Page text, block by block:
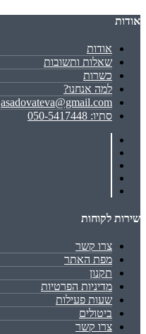
אודות
אודות
שאלות ותשובות
כשרות
למה אנחנו?
asadovateva@gmail.com
סתיו: 050-5417448
שירות לקוחות
צרו קשר
מפת האתר
תקנון
מדיניות הפרטיות
שעות פעילות
ביטולים
צרו קשר